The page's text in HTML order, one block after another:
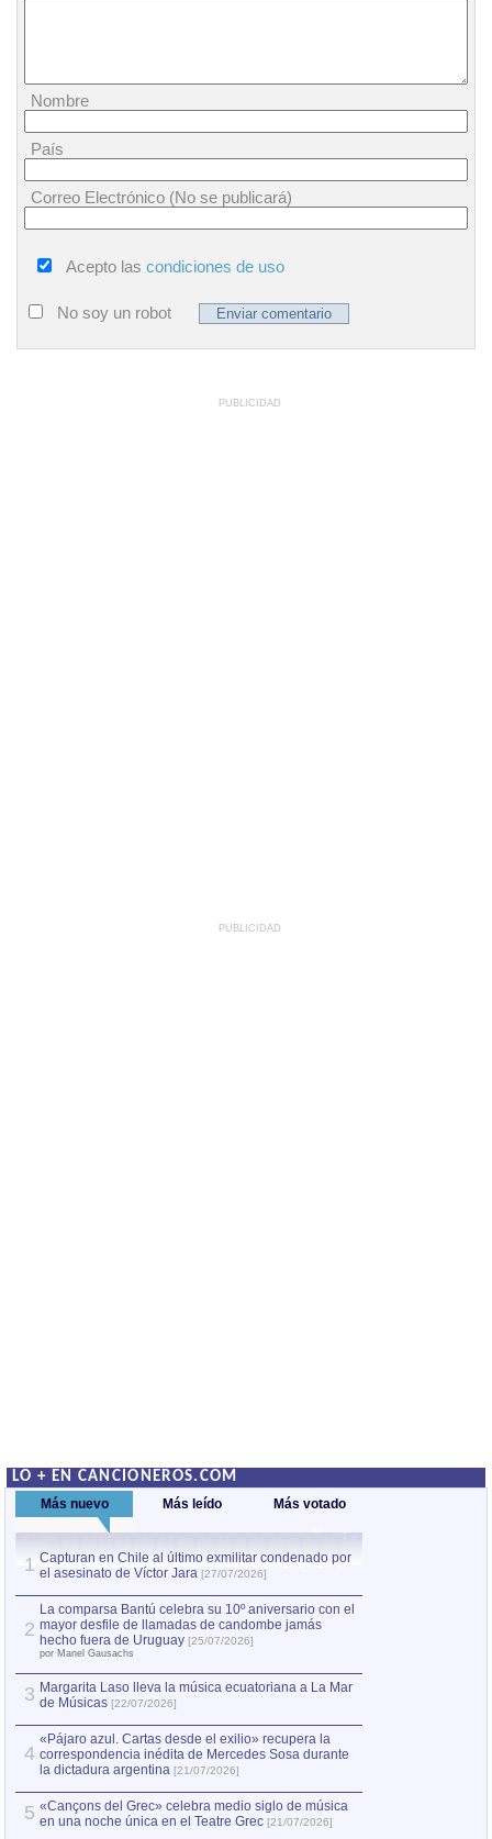
Nombre
País
Correo Electrónico (No se publicará)
Acepto las condiciones de uso
No soy un robot
PUBLICIDAD
PUBLICIDAD
LO + EN CANCIONEROS.COM
Más nuevo Más leído Más votado
1 Capturan en Chile al último exmilitar condenado por
el asesinato de Víctor Jara [27/07/2026]
2
La comparsa Bantú celebra su 10º aniversario con el
mayor desfile de llamadas de candombe jamás
hecho fuera de Uruguay [25/07/2026]
por Manel Gausachs
3 Margarita Laso lleva la música ecuatoriana a La Mar
de Músicas [22/07/2026]
4
«Pájaro azul. Cartas desde el exilio» recupera la
correspondencia inédita de Mercedes Sosa durante
la dictadura argentina [21/07/2026]
5 «Cançons del Grec» celebra medio siglo de música
en una noche única en el Teatre Grec [21/07/2026]